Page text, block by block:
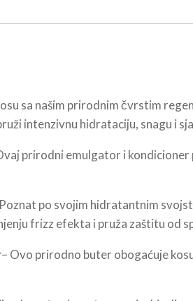
sa našim prirodnim čvrstim
intenzivnu hidrataciju, snagu i
prirodni emulgator i kondicioner
po svojim hidratantnim
frizz efekta i pruža zaštitu od
– Ovo prirodno buter obogaćuje